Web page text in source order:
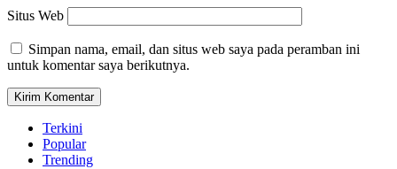
Situs Web
Simpan nama, email, dan situs web saya pada peramban ini
untuk komentar saya berikutnya.
Terkini
Popular
Trending